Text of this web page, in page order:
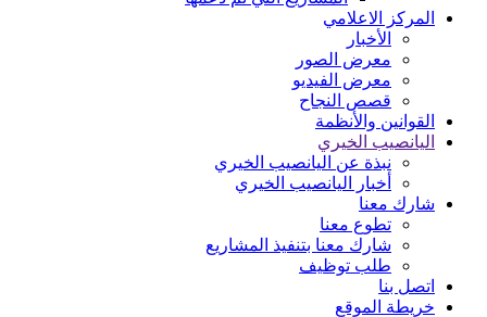
المركز الاعلامي
الأخبار
معرض الصور
معرض الفيديو
قصص النجاح
القوانين والأنظمة
اليانصيب الخيري
نبذة عن اليانصيب الخيري
أخبار اليانصيب الخيري
شارك معنا
تطوع معنا
شارك معنا بتنفيذ المشاريع
طلب توظيف
اتصل بنا
خريطة الموقع